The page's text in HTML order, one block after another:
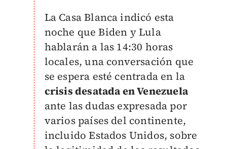
La Casa Blanca indicó esta
noche que Biden y Lula
hablarán a las 14:30 horas
locales, una conversación que
se espera esté centrada en la
crisis desatada en Venezuela
ante las dudas expresada por
varios países del continente,
incluido Estados Unidos, sobre